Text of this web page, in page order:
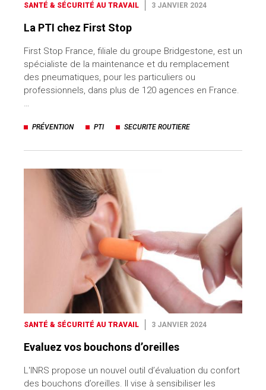
SANTÉ & SÉCURITÉ AU TRAVAIL 3 JANVIER 2024
La PTI chez First Stop
First Stop France, filiale du groupe Bridgestone, est un
spécialiste de la maintenance et du remplacement
des pneumatiques, pour les particuliers ou
professionnels, dans plus de 120 agences en France.
…
PRÉVENTION PTI SECURITE ROUTIERE
SANTÉ & SÉCURITÉ AU TRAVAIL 3 JANVIER 2024
Evaluez vos bouchons d’oreilles
L'INRS propose un nouvel outil d’évaluation du confort
des bouchons d’oreilles. Il vise à sensibiliser les